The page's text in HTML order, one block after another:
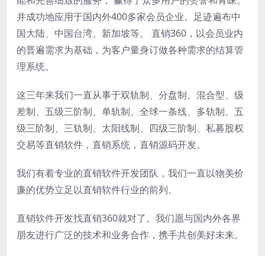
并成功地应用于国内外400多家会员企业。足迹遍布中
国大陆、中国台湾、新加坡等。 直销360，以会员业内
的普遍需求为基础，为客户量身订做各种需求的结算管
理系统。
这三年来我们一直从事于双轨制、分盘制、混合型、级
差制、五级三阶制、单轨制、全球一条线、多轨制、五
级三阶制、三轨制、太阳线制、四级三阶制、私募股权
交易等直销软件，直销系统，直销源码开发。
我们有着专业的直销软件开发团队，我们一直以物美价
廉的优势立足以直销软件行业的前列。
直销软件开发找直销360就对了。我们愿与国内外各界
朋友进行广泛的技术和业务合作，携手共创美好未来。